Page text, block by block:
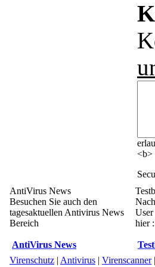
<b>
AntiVirus News
Besuchen Sie auch den
tagesaktuellen Antivirus News
Bereich
AntiVirus News
User
hier :
Virenschutz | Antivirus | Virenscanner|